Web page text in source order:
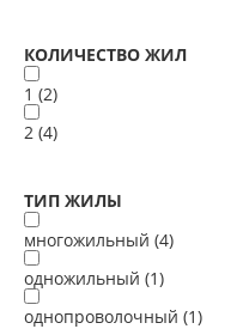
КОЛИЧЕСТВО ЖИЛ
1 (2)
2 (4)
ТИП ЖИЛЫ
многожильный (4)
одножильный (1)
однопроволочный (1)